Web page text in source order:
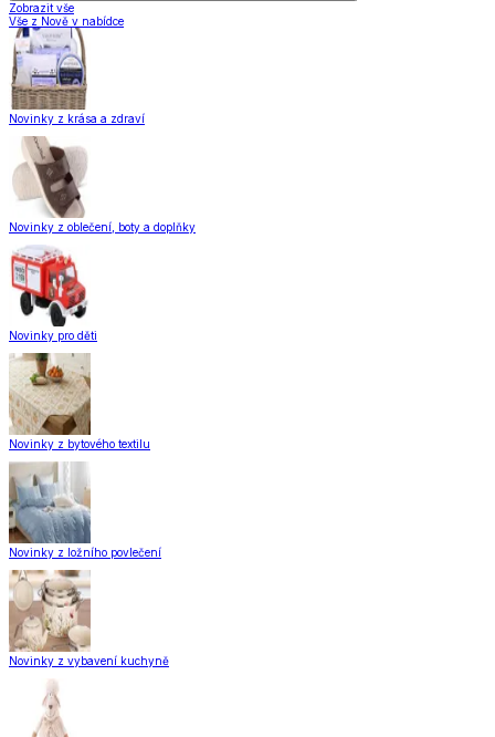
Zobrazit vše
Vše z Nově v nabídce
Novinky z krása a zdraví
Novinky z oblečení, boty a doplňky
Novinky pro děti
Novinky z bytového textilu
Novinky z ložního povlečení
Novinky z vybavení kuchyně